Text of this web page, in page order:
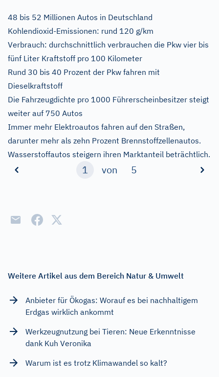
48 bis 52 Millionen Autos in Deutschland
Kohlendioxid-Emissionen: rund 120 g/km
Verbrauch: durchschnittlich verbrauchen die Pkw vier bis
fünf Liter Kraftstoff pro 100 Kilometer
Rund 30 bis 40 Prozent der Pkw fahren mit
Dieselkraftstoff
Die Fahrzeugdichte pro 1000 Führerscheinbesitzer steigt
weiter auf 750 Autos
Immer mehr Elektroautos fahren auf den Straßen,
darunter mehr als zehn Prozent Brennstoffzellenautos.
Wasserstoffautos steigern ihren Marktanteil beträchtlich.
1 von 5
Weitere Artikel aus dem Bereich Natur & Umwelt
Anbieter für Ökogas: Worauf es bei nachhaltigem
Erdgas wirklich ankommt
Werkzeugnutzung bei Tieren: Neue Erkenntnisse
dank Kuh Veronika
Warum ist es trotz Klimawandel so kalt?